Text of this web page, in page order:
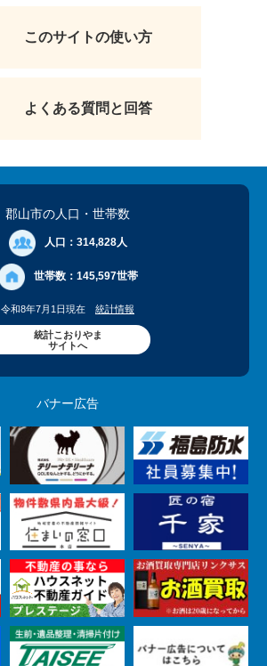
このサイトの使い方
よくある質問と回答
郡山市の人口 ・世帯数
人口： 314,828人
世帯数： 145,597世帯
令和8年7月1日現在 統計情報
統計こおりやま
サイトへ
バナー広告